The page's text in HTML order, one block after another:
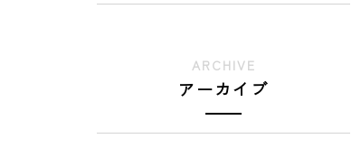
ARCHIVE
アーカイブ